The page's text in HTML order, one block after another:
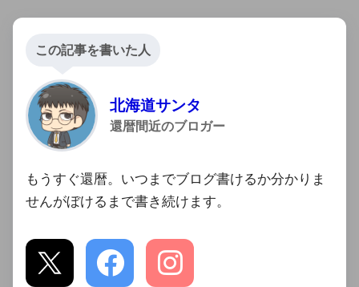
この記事を書いた人
北海道サンタ
還暦間近のブロガー
もうすぐ還暦。いつまでブログ書けるか分かりま
せんがぼけるまで書き続けます。